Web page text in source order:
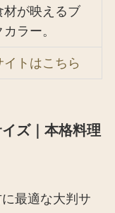
材が映えるブ
ラー。
イトはこちら
ズ｜本格料理
最適な大判サ